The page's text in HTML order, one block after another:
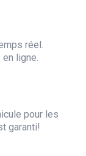
réel.
ligne.
pour les
garanti!